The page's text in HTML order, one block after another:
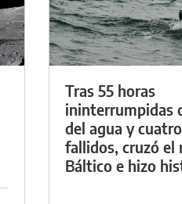
Tras 55 horas
ininterrumpidas
del agua y
fallidos, cruzó el
Báltico e hizo